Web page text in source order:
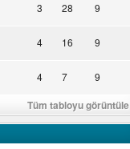
3 28 9
4 16 9
4 7 9
Tüm tabloyu görüntüle